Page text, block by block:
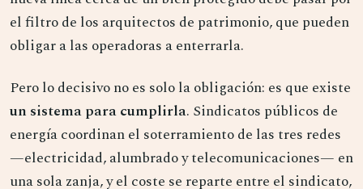
el filtro de los arquitectos de patrimonio, que pueden
obligar a las operadoras a enterrarla.
Pero lo decisivo no es solo la obligación: es que existe
un sistema para cumplirla. Sindicatos públicos de
energía coordinan el soterramiento de las tres redes
—electricidad, alumbrado y telecomunicaciones— en
una sola zanja, y el coste se reparte entre el sindicato,